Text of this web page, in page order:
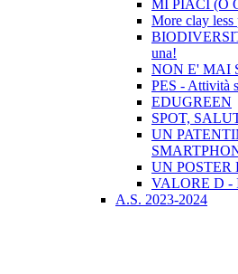
MI PIACI (O
More clay less
una!
NON E' MAI
PES - Attività
EDUGREEN
SPOT,
UN
UN POSTER
VALORE D -
A.S. 2023-2024